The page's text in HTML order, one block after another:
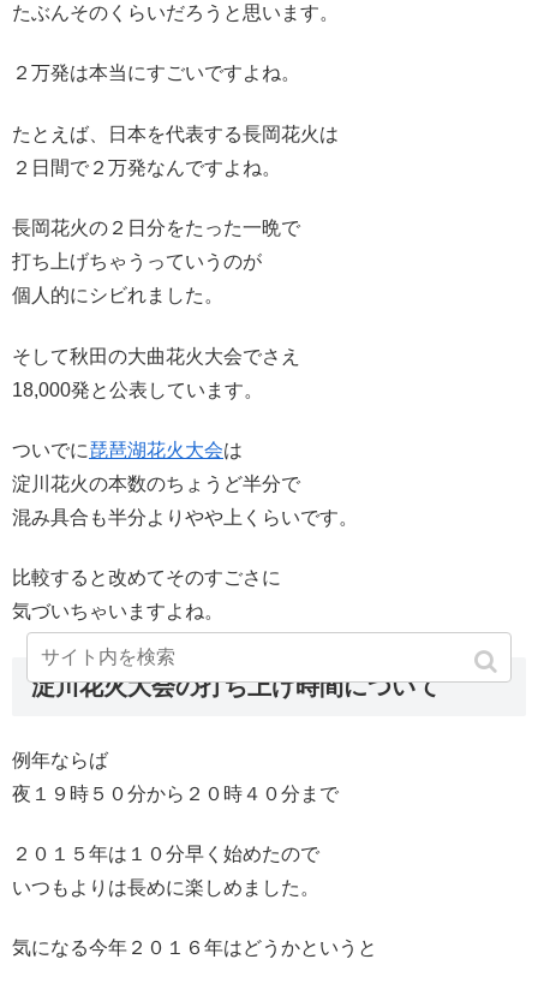
たぶんそのくらいだろうと思います。
２万発は本当にすごいですよね。
たとえば、日本を代表する長岡花火は
２日間で２万発なんですよね。
長岡花火の２日分をたった一晩で
打ち上げちゃうっていうのが
個人的にシビれました。
そして秋田の大曲花火大会でさえ
18,000発と公表しています。
ついでに琵琶湖花火大会は
淀川花火の本数のちょうど半分で
混み具合も半分よりやや上くらいです。
比較すると改めてそのすごさに
気づいちゃいますよね。
淀川花火大会の打ち上げ時間について
例年ならば
夜１９時５０分から２０時４０分まで
２０１５年は１０分早く始めたので
いつもよりは長めに楽しめました。
気になる今年２０１６年はどうかというと